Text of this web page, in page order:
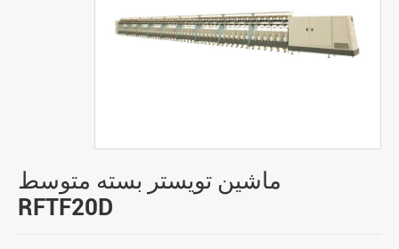
ماشین تویستر بسته متوسط
RFTF20D